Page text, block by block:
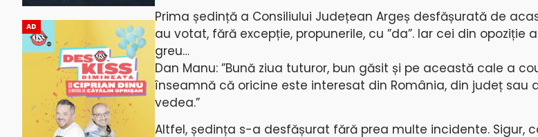
AD
Prima ședință a Consiliului Județean Argeș desfășurată de
au votat, fără excepție, propunerile, cu ”da”. Iar cei din opoziție
greu…
Dan Manu: ”Bună ziua tuturor, bun găsit și pe această cale a
înseamnă că oricine este interesat din România, din județ sau
vedea.”
Altfel, ședința s-a desfășurat fără prea multe incidente. Sigur,